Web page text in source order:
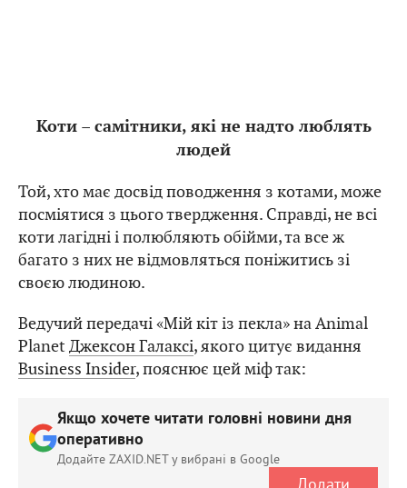
Коти – самітники, які не надто люблять
людей
Той, хто має досвід поводження з котами, може
посміятися з цього твердження. Справді, не всі
коти лагідні і полюбляють обійми, та все ж
багато з них не відмовляться поніжитись зі
своєю людиною.
Ведучий передачі «Мій кіт із пекла» на Animal
Planet Джексон Галаксі, якого цитує видання
Business Insider, пояснює цей міф так:
Якщо хочете читати головні новини дня
оперативно
Додайте ZAXID.NET у вибрані в Google
Додати